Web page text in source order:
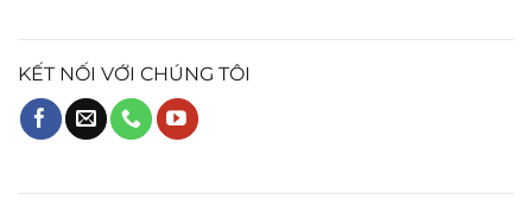
KẾT NỐI VỚI CHÚNG TÔI